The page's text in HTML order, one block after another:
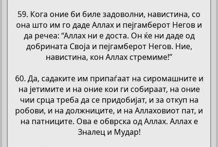
59. Кога оние би биле задоволни, навистина, со
она што им го даде Аллах и пејгамберот Негов и
да речеа: “Аллах ни е доста. Он ќе ни даде од
добрината Своја и пејгамберот Негов. Ние,
навистина, кон Аллах стремиме!”
60. Да, садаките им припаѓаат на сиромашните и
на јетимите и на оние кои ги собираат, на оние
чии срца треба да се придобијат, и за откуп на
робови, и на должниците, и на Аллаховиот пат, и
на патниците. Ова е обврска од Аллах. Аллах е
Зналец и Мудар!